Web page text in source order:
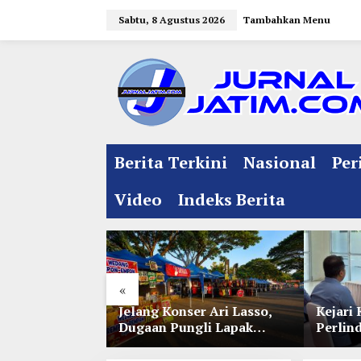
Sabtu, 8 Agustus 2026 Tambahkan Menu
Berita Terkini Nasional
Video
Indeks Berita
«
Jelang Konser Ari Lasso,
Dugaan Pungli Lapak
UMKM di Hari Jadi Kediri
Kejari
Lewat